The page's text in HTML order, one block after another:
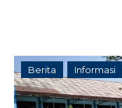
Berita Informasi